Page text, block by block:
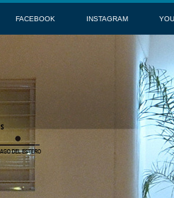
FACEBOOK INSTAGRAM